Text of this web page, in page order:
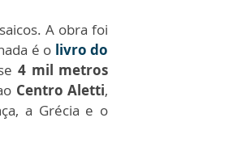
A obra foi
é o livro do
4 mil metros
Centro Aletti,
a Grécia e o